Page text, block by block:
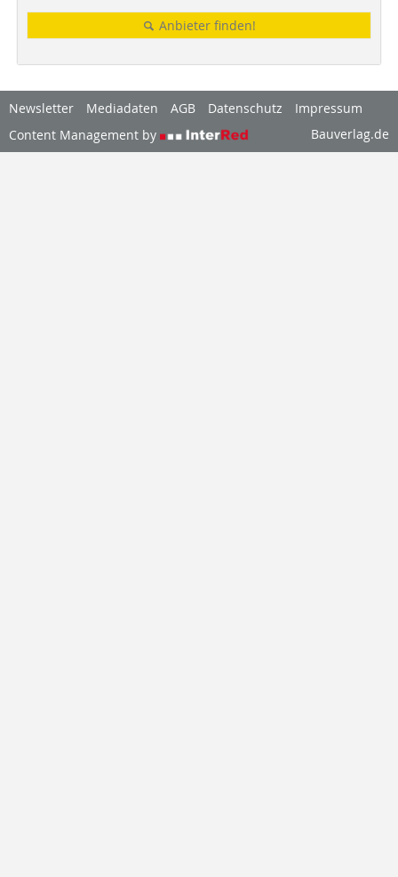
Anbieter finden!
Newsletter Mediadaten AGB Datenschutz
Impressum
Content Management by
Bauverlag.de